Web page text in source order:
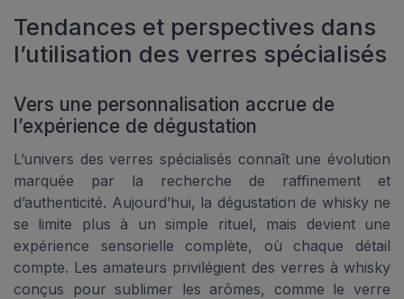
Tendances et perspectives dans
l’utilisation des verres spécialisés
Vers une personnalisation accrue de
l’expérience de dégustation
L’univers des verres spécialisés connaît une évolution
marquée par la recherche de raffinement et
d’authenticité. Aujourd’hui, la dégustation de whisky ne
se limite plus à un simple rituel, mais devient une
expérience sensorielle complète, où chaque détail
compte. Les amateurs privilégient des verres à whisky
conçus pour sublimer les arômes, comme le verre